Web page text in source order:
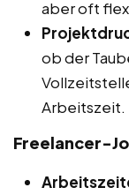
aber oft
ob der
Arbeitszeit.
Freelancer-